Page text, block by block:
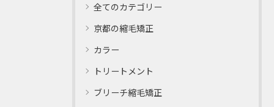
全てのカテゴリー
京都の縮毛矯正
カラー
トリートメント
ブリーチ縮毛矯正